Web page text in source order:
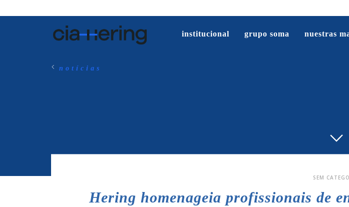
notícias
institucional grupo soma nuestras
SEM
Hering homenageia profissionais de